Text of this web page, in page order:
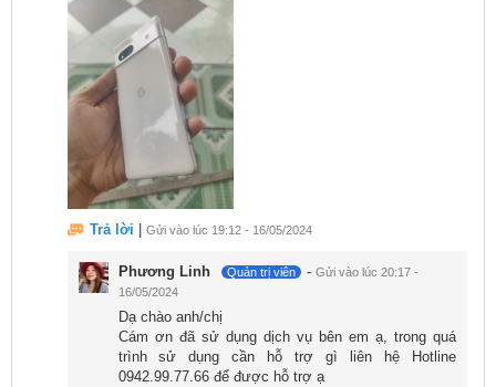
nhất trong thời gian dài.
Google Pixel 7a 128GB cũ được trang bị vi xử lý
Google Tensor G2 (5 nm) với kiến trúc Octa-core, bao
gồm 2 nhân Cortex-X1 tốc độ 2.85 GHz, 2 nhân
Cortex-A78 tốc độ 2.35 GHz và 4 nhân Cortex-A55 tốc
độ 1.80 GHz. Đồng thời, máy cũng đi kèm với chip đồ
họa Mali-G710 MP7.
Trả lời Gửi vào lúc 19:12 - 16/05/2024
Phương Linh Quản trị viên - Gửi vào lúc 20:17 -
16/05/2024
Dạ chào anh/chị
Cám ơn đã sử dụng dịch vụ bên em ạ, trong quá
trình sử dụng cần hỗ trợ gì liên hệ Hotline
0942.99.77.66 để được hỗ trợ ạ